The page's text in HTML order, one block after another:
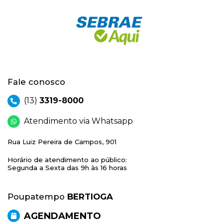
Fale conosco
(13) 3319-8000
Atendimento via Whatsapp
Rua Luiz Pereira de Campos, 901
Horário de atendimento ao público:
Segunda a Sexta das 9h às 16 horas
Poupatempo BERTIOGA
AGENDAMENTO